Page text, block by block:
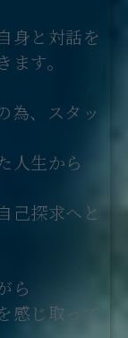
身と対話を
す。
為、スタッ
人生から
己探求へと
ら
感じ取って